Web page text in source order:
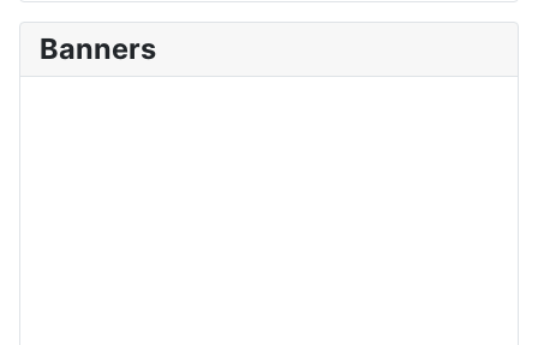
Banners